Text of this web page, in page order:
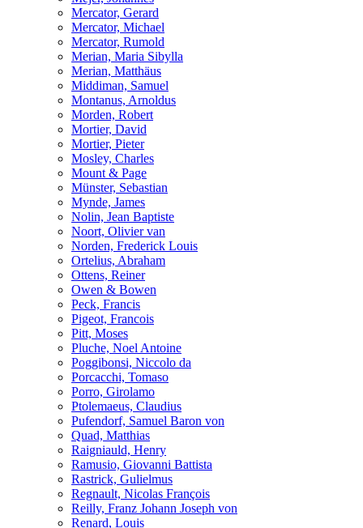
Mercator, Gerard
Mercator, Michael
Mercator, Rumold
Merian, Maria Sibylla
Merian, Matthäus
Middiman, Samuel
Montanus, Arnoldus
Morden, Robert
Mortier, David
Mortier, Pieter
Mosley, Charles
Mount & Page
Münster, Sebastian
Mynde, James
Nolin, Jean Baptiste
Noort, Olivier van
Norden, Frederick Louis
Ortelius, Abraham
Ottens, Reiner
Owen & Bowen
Peck, Francis
Pigeot, Francois
Pitt, Moses
Pluche, Noel Antoine
Poggibonsi, Niccolo da
Porcacchi, Tomaso
Porro, Girolamo
Ptolemaeus, Claudius
Pufendorf, Samuel Baron von
Quad, Matthias
Raigniauld, Henry
Ramusio, Giovanni Battista
Rastrick, Gulielmus
Regnault, Nicolas François
Reilly, Franz Johann Joseph von
Renard, Louis